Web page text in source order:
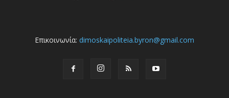
Επικοινωνία: dimoskaipoliteia.byron@gmail.com